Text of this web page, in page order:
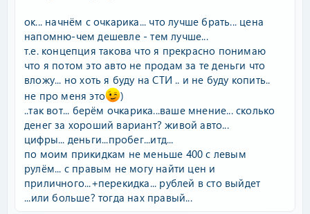
ок... начнём с очкарика... что лучше брать... цена
напомню-чем дешевле - тем лучше...
т.е. концепция такова что я прекрасно понимаю
что я потом это авто не продам за те деньги что
вложу... но хоть я буду на СТИ .. и не буду копить..
не про меня это
)
..так вот... берём очкарика...ваше мнение... сколько
денег за хороший вариант? живой авто...
цифры... деньги...пробег...итд...
по моим прикидкам не меньше 400 с левым
рулём... с правым не могу найти цен и
приличного...+перекидка... рублей в сто выйдет
...или больше? тогда нах правый...